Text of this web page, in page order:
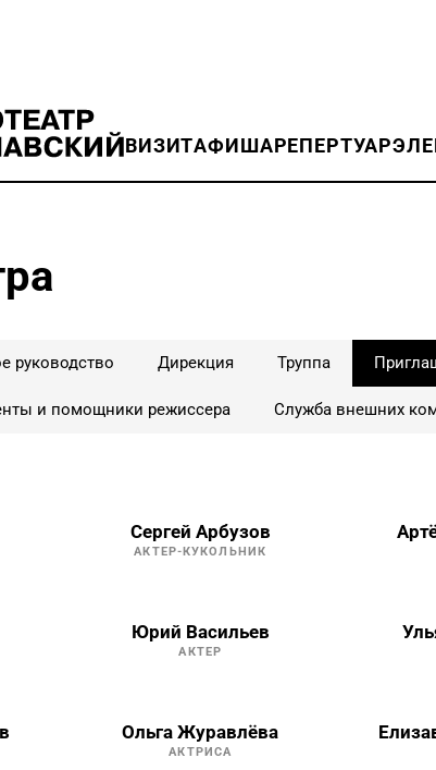
ВИЗИТАФИШАРЕПЕРТУАР
руководство Дирекция Труппа
и помощники режиссера Служба внешних
Сергей Арбузов
АКТЕР-КУКОЛЬНИК
Юрий Васильев
АКТЕР
Ольга Журавлёва
АКТРИСА